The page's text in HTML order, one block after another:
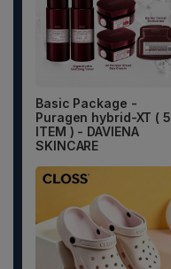
Basic Package -
Puragen hybrid-XT ( 5
ITEM ) - DAVIENA
SKINCARE